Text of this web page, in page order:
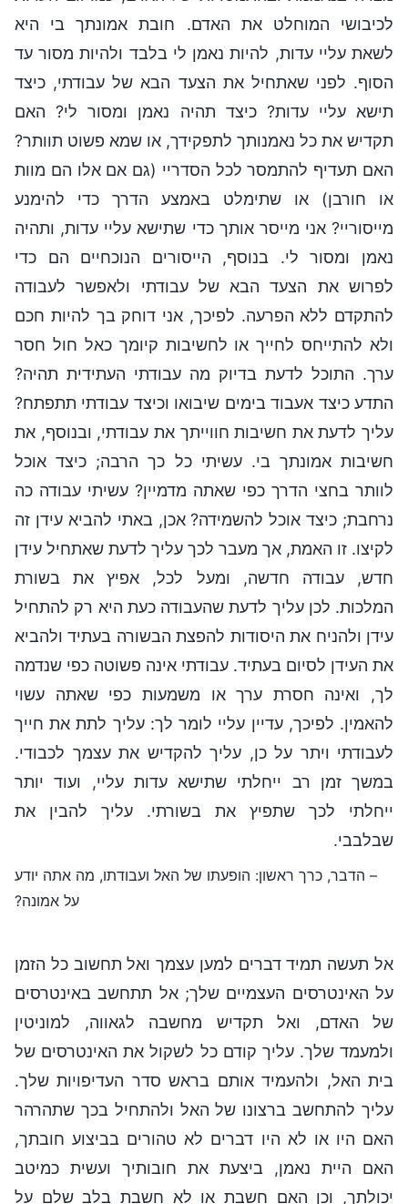
לכיבושי המוחלט את האדם. חובת אמונתך בי היא
לשאת עליי עדות, להיות נאמן לי בלבד ולהיות מסור עד
הסוף. לפני שאתחיל את הצעד הבא של עבודתי, כיצד
תישא עליי עדות? כיצד תהיה נאמן ומסור לי? האם
תקדיש את כל נאמנותך לתפקידך, או שמא פשוט תוותר?
האם תעדיף להתמסר לכל הסדריי (גם אם אלו הם מוות
או חורבן) או שתימלט באמצע הדרך כדי להימנע
מייסוריי? אני מייסר אותך כדי שתישא עליי עדות, ותהיה
נאמן ומסור לי. בנוסף, הייסורים הנוכחיים הם כדי
לפרוש את הצעד הבא של עבודתי ולאפשר לעבודה
להתקדם ללא הפרעה. לפיכך, אני דוחק בך להיות חכם
ולא להתייחס לחייך או לחשיבות קיומך כאל חול חסר
ערך. התוכל לדעת בדיוק מה עבודתי העתידית תהיה?
התדע כיצד אעבוד בימים שיבואו וכיצד עבודתי תתפתח?
עליך לדעת את חשיבות חווייתך את עבודתי, ובנוסף, את
חשיבות אמונתך בי. עשיתי כל כך הרבה; כיצד אוכל
לוותר בחצי הדרך כפי שאתה מדמיין? עשיתי עבודה כה
נרחבת; כיצד אוכל להשמידה? אכן, באתי להביא עידן זה
לקיצו. זו האמת, אך מעבר לכך עליך לדעת שאתחיל עידן
חדש, עבודה חדשה, ומעל לכל, אפיץ את בשורת
המלכות. לכן עליך לדעת שהעבודה כעת היא רק להתחיל
עידן ולהניח את היסודות להפצת הבשורה בעתיד ולהביא
את העידן לסיום בעתיד. עבודתי אינה פשוטה כפי שנדמה
לך, ואינה חסרת ערך או משמעות כפי שאתה עשוי
להאמין. לפיכך, עדיין עליי לומר לך: עליך לתת את חייך
לעבודתי ויתר על כן, עליך להקדיש את עצמך לכבודי.
במשך זמן רב ייחלתי שתישא עדות עליי, ועוד יותר
ייחלתי לכך שתפיץ את בשורתי. עליך להבין את
שבלבבי.
– הדבר, כרך ראשון: הופעתו של האל ועבודתו, מה אתה יודע
על אמונה?
אל תעשה תמיד דברים למען עצמך ואל תחשוב כל הזמן
על האינטרסים העצמיים שלך; אל תתחשב באינטרסים
של האדם, ואל תקדיש מחשבה לגאווה, למוניטין
ולמעמד שלך. עליך קודם כל לשקול את האינטרסים של
בית האל, ולהעמיד אותם בראש סדר העדיפויות שלך.
עליך להתחשב ברצונו של האל ולהתחיל בכך שתהרהר
האם היו או לא היו דברים לא טהורים בביצוע חובתך,
האם היית נאמן, ביצעת את חובותיך ועשית כמיטב
יכולתך, וכן האם חשבת או לא חשבת בלב שלם על